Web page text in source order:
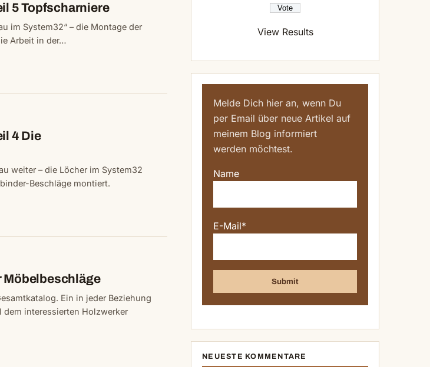
5 Topfscharniere
im System32“ – die Montage der
Arbeit in der…
4 Die
weiter – die Löcher im System32
Beschläge montiert.
Möbelbeschläge
Ein in jeder Beziehung
dem interessierten Holzwerker
View Results
Melde Dich hier an, wenn Du
per Email über neue Artikel auf
meinem Blog informiert
werden möchtest.
Name
E-Mail*
NEUESTE KOMMENTARE